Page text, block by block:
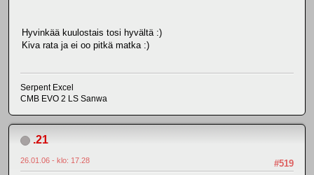
Hyvinkää kuulostais tosi hyvältä :)
Kiva rata ja ei oo pitkä matka :)
Serpent Excel
CMB EVO 2 LS Sanwa
.21
#519
26.01.06 - klo: 17.28